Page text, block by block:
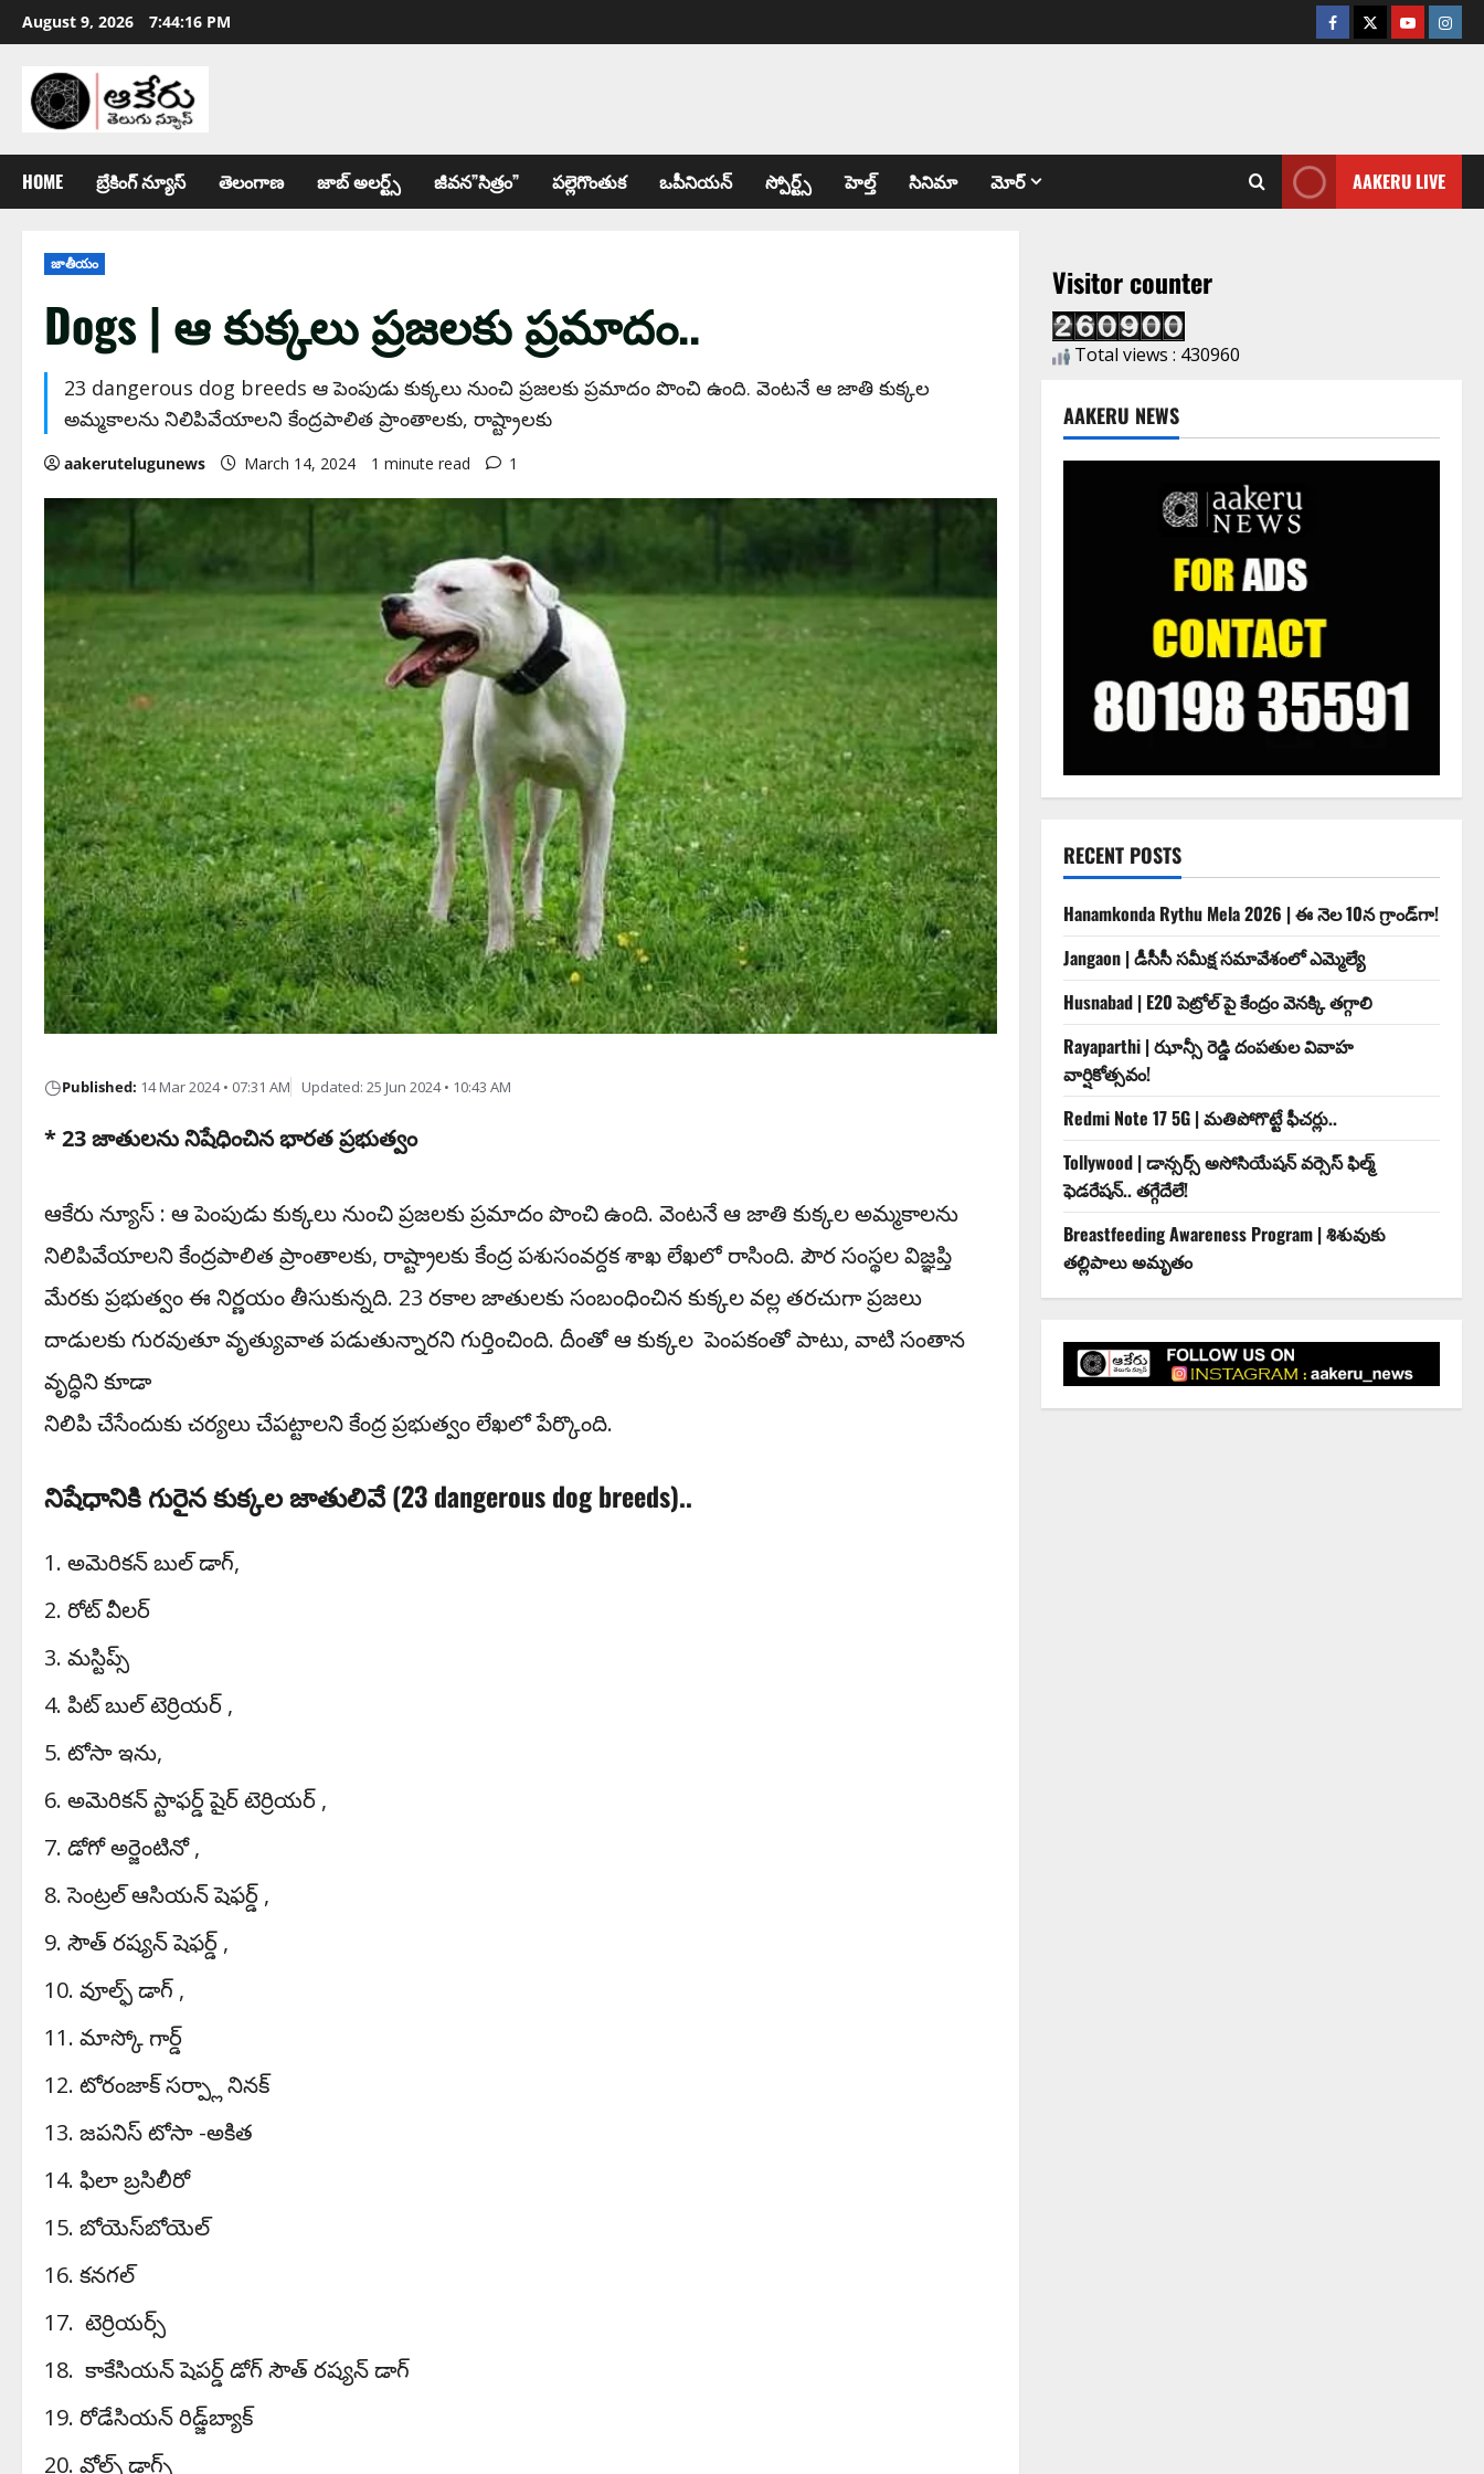
August 9, 2026 7:44:17 PM
HOME బ్రేకింగ్ న్యూస్ తెలంగాణ జాబ్ అల‌ర్ట్స్ జీవన”సిత్రం” పల్లెగొంతుక ఒపీనియన్ స్పోర్ట్స్ హెల్త్ సినిమా మోర్ AAKERU LIVE
జాతీయం
Dogs | ఆ కుక్కలు ప్రజలకు ప్రమాదం..
23 dangerous dog breeds ఆ పెంపుడు కుక్కలు నుంచి ప్రజలకు ప్రమాదం పొంచి ఉంది. వెంటనే ఆ జాతి కుక్కల
అమ్మకాలను నిలిపివేయాలని కేంద్రపాలిత ప్రాంతాలకు, రాష్ట్రాలకు
aakerutelugunews March 14, 2024 1 minute read 1
◷Published: 14 Mar 2024 • 07:31 AM Updated: 25 Jun 2024 • 10:43 AM
* 23 జాతులను నిషేధించిన భారత ప్రభుత్వం
ఆకేరు న్యూస్ : ఆ పెంపుడు కుక్కలు నుంచి ప్రజలకు ప్రమాదం పొంచి ఉంది. వెంటనే ఆ జాతి కుక్కల అమ్మకాలను
నిలిపివేయాలని కేంద్రపాలిత ప్రాంతాలకు, రాష్ట్రాలకు కేంద్ర పశుసంవర్దక శాఖ లేఖలో రాసింది. పౌర సంస్థల విజ్ఞప్తి
మేరకు ప్రభుత్వం ఈ నిర్ణయం తీసుకున్నది. 23 రకాల జాతులకు సంబంధించిన కుక్కల వల్ల తరచుగా ప్రజలు
దాడులకు గురవుతూ వృత్యువాత పడుతున్నారని గుర్తించింది. దీంతో ఆ కుక్కల పెంపకంతో పాటు, వాటి సంతాన
వృద్ధిని కూడా
నిలిపి చేసేందుకు చర్యలు చేపట్టాలని కేంద్ర ప్రభుత్వం లేఖలో పేర్కొంది.
నిషేధానికి గురైన కుక్కల జాతులివే (23 dangerous dog breeds)..
అమెరికన్ బుల్ డాగ్,
రోట్ వీలర్
మస్టిప్స్
పిట్ బుల్ టెర్రియర్ ,
టోసా ఇను,
అమెరికన్ స్టాఫర్డ్ షైర్ టెర్రియర్ ,
డోగో అర్జెంటినో ,
సెంట్రల్ ఆసియన్ షెఫర్డ్ ,
సౌత్ రష్యన్ షెఫర్డ్ ,
వూల్ఫ్ డాగ్ ,
మాస్కో గార్డ్
టోరంజాక్ సర్ప్లా నినక్
జపనిస్ టోసా -అకిత
ఫిలా బ్రసిలీరో
బోయెస్‌బోయెల్
కనగల్
టెర్రియర్స్
కాకేసియన్ షెపర్డ్ డోగ్ సౌత్ రష్యన్ డాగ్
రోడేసియన్ రిడ్జ్‌బ్యాక్
వోల్ఫ్ డాగ్స్
Visitor counter
Total views : 430960
AAKERU NEWS
RECENT POSTS
Hanamkonda Rythu Mela 2026 | ఈ నెల 10న గ్రాండ్‌గా!
Jangaon | డీసీసీ సమీక్ష సమావేశంలో ఎమ్మెల్యే
Husnabad | E20 పెట్రోల్ పై కేంద్రం వెనక్కి తగ్గాలి
Rayaparthi | ఝాన్సీ రెడ్డి దంపతుల వివాహ
వార్షికోత్సవం!
Redmi Note 17 5G | మతిపోగొట్టే ఫీచర్లు..
Tollywood | డాన్సర్స్ అసోసియేషన్ వర్సెస్ ఫిల్మ్
ఫెడరేషన్.. తగ్గేదేలే!
Breastfeeding Awareness Program | శిశువుకు
తల్లిపాలు అమృతం